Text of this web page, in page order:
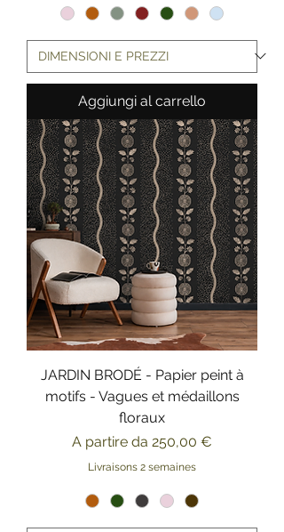
Aggiungi al carrello
JARDIN BRODÉ - Papier peint à
motifs - Vagues et médaillons
floraux
A partire da 250,00 €
Prezzo scontato
Livraisons 2 semaines